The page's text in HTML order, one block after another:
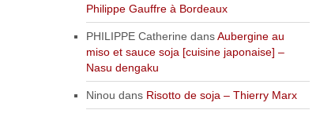
Philippe Gauffre à Bordeaux
PHILIPPE Catherine dansAubergine au
miso et sauce soja [cuisine japonaise] –
Nasu dengaku
Ninou dans Risotto de soja – Thierry Marx